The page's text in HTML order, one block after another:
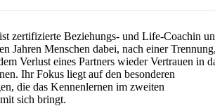
zertifizierte Beziehungs- und Life-Coachin
Jahren Menschen dabei, nach einer
Verlust eines Partners wieder Vertrauen in
Ihr Fokus liegt auf den besonderen
die das Kennenlernen im zweiten
sich bringt.